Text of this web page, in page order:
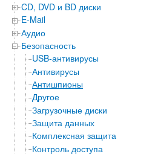
CD, DVD и BD диски
E-Mail
Аудио
Безопасность
USB-антивирусы
Антивирусы
Антишпионы
Другое
Загрузочные диски
Защита данных
Комплексная защита
Контроль доступа